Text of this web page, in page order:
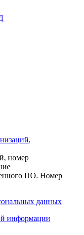
,
номер
ПО. Номер
данных
информации